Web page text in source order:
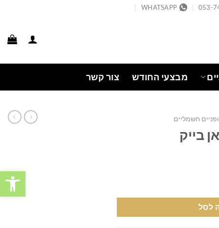
053-
WHATSAPP
מבצעי החודש צור קשר
חשמליים
לסל